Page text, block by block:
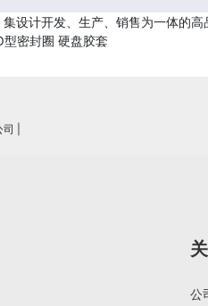
设计开发、生产、销售为一体的
密封圈 硬盘胶套
公